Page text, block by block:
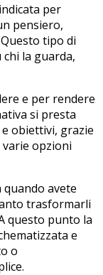
per
pensiero,
tipo di
la guarda,
e per rendere
si presta
obiettivi, grazie
opzioni
quando avete
trasformarli
questo punto la
e
o